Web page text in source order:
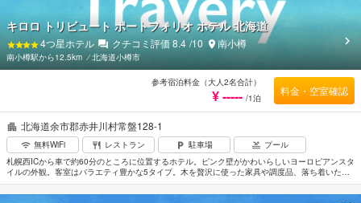
北海道余市郡赤井川村常盤128-1
無料WiFi レストラン 駐車場
プール
札幌西ICから車で約60分のところに位置するホテル。ピンク壁がかわいらしいヨーロピアンスタ
イルの外観。客室はバラエティ豊かな5タイプ。木を贅沢に使った家具や調度品、落ち着いた色
調のインテリアなどホッとする空間を演出。隣接する付帯施設キロロタウンにある温泉露天風呂
で旅の疲れを癒すのもよい。
キロロ トリビュート ポートフォリオ ホテル 北海道
4つ星ホテル クチコミ評価8.4 /10 南小樽
南小樽駅から12.5km ⁄北海道小樽市
参考宿泊料金（大人2名合計）
¥ ----- /1泊
料金・空室確認